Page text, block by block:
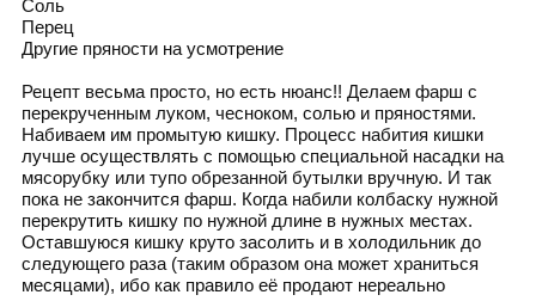
Соль
Перец
Другие пряности на усмотрение
Рецепт весьма просто, но есть нюанс!! Делаем фарш с
перекрученным луком, чесноком, солью и пряностями.
Набиваем им промытую кишку. Процесс набития кишки
лучше осуществлять с помощью специальной насадки на
мясорубку или тупо обрезанной бутылки вручную. И так
пока не закончится фарш. Когда набили колбаску нужной
перекрутить кишку по нужной длине в нужных местах.
Оставшуюся кишку круто засолить и в холодильник до
следующего раза (таким образом она может храниться
месяцами), ибо как правило её продают нереально